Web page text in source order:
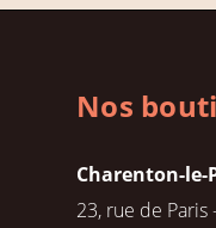
Nos
Charenton-le-
23, rue de